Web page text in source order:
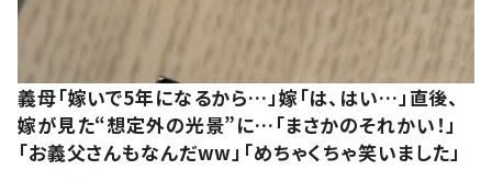
義母「嫁いで5年になるから…」嫁「は、はい…」直後、
嫁が見た“想定外の光景”に…「まさかのそれかい！」
「お義父さんもなんだww」「めちゃくちゃ笑いました」